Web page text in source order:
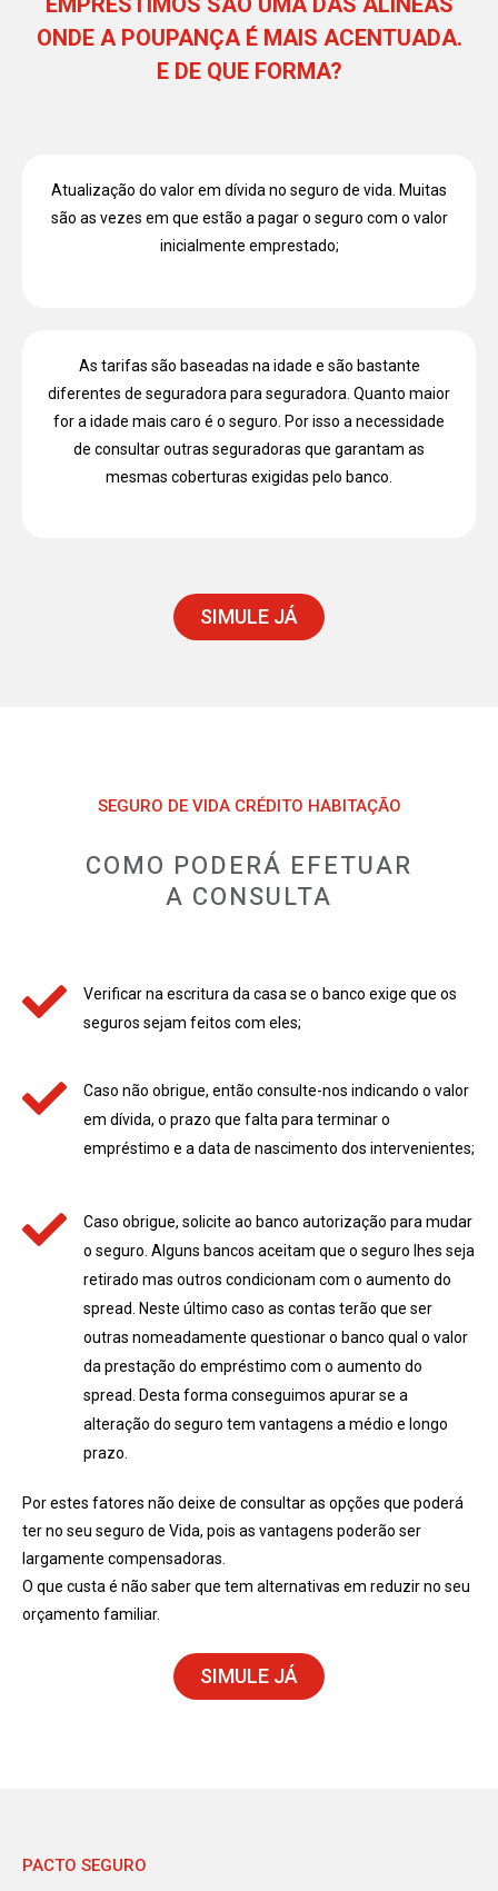
ONDE A POUPANÇA É MAIS ACENTUADA.
E DE QUE FORMA?
Atualização do valor em dívida no seguro de vida. Muitas
são as vezes em que estão a pagar o seguro com o valor
inicialmente emprestado;
As tarifas são baseadas na idade e são bastante
diferentes de seguradora para seguradora. Quanto maior
for a idade mais caro é o seguro. Por isso a necessidade
de consultar outras seguradoras que garantam as
mesmas coberturas exigidas pelo banco.
SIMULE JÁ
SEGURO DE VIDA CRÉDITO HABITAÇÃO
COMO PODERÁ EFETUAR
A CONSULTA
Verificar na escritura da casa se o banco exige que os
seguros sejam feitos com eles;
Caso não obrigue, então consulte-nos indicando o valor
em dívida, o prazo que falta para terminar o
empréstimo e a data de nascimento dos intervenientes;
Caso obrigue, solicite ao banco autorização para mudar
o seguro. Alguns bancos aceitam que o seguro lhes seja
retirado mas outros condicionam com o aumento do
spread. Neste último caso as contas terão que ser
outras nomeadamente questionar o banco qual o valor
da prestação do empréstimo com o aumento do
spread. Desta forma conseguimos apurar se a
alteração do seguro tem vantagens a médio e longo
prazo.
Por estes fatores não deixe de consultar as opções que poderá
ter no seu seguro de Vida, pois as vantagens poderão ser
largamente compensadoras.
O que custa é não saber que tem alternativas em reduzir no seu
orçamento familiar.
SIMULE JÁ
PACTO SEGURO